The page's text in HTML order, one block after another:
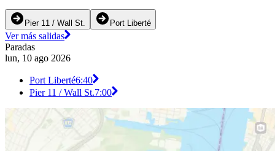
Pier 11 / Wall St. Port Liberté
Ver más salidas
Paradas
lun, 10 ago 2026
Port Liberté6:40
Pier 11 / Wall St.7:00